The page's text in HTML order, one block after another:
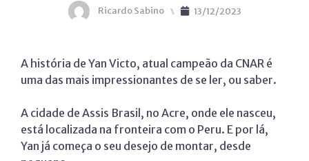
Ricardo Sabino ⑊ 13/12/2023
A história de Yan Victo, atual campeão da CNAR é
uma das mais impressionantes de se ler, ou saber.
A cidade de Assis Brasil, no Acre, onde ele nasceu,
está localizada na fronteira com o Peru. E por lá,
Yan já começa o seu desejo de montar, desde